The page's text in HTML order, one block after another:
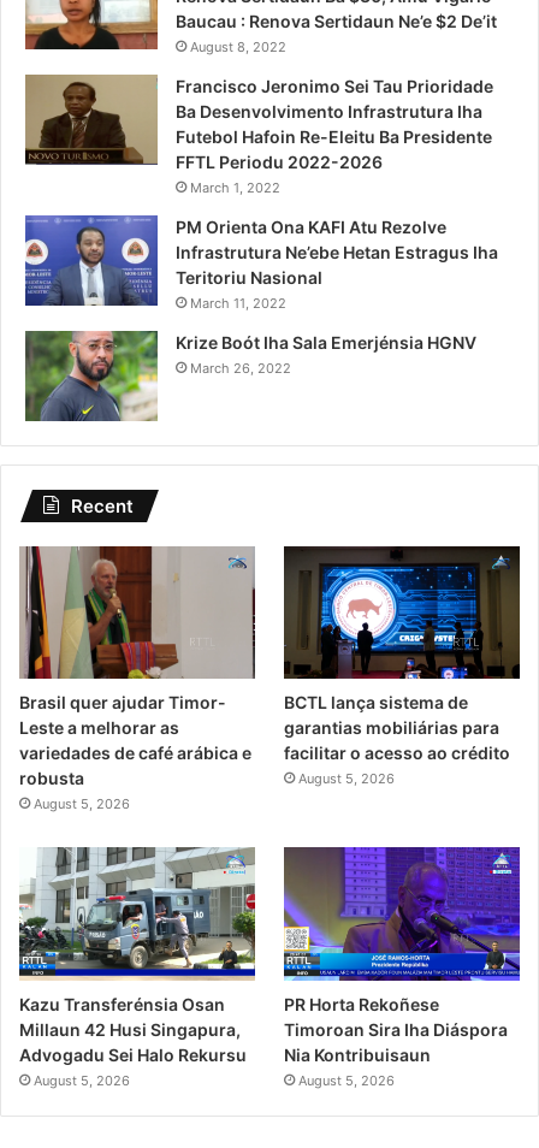
Baucau : Renova Sertidaun Ne’e $2 De’it
August 8, 2022
Francisco Jeronimo Sei Tau Prioridade
Ba Desenvolvimento Infrastrutura Iha
Futebol Hafoin Re-Eleitu Ba Presidente
FFTL Periodu 2022-2026
March 1, 2022
PM Orienta Ona KAFI Atu Rezolve
Infrastrutura Ne’ebe Hetan Estragus Iha
Teritoriu Nasional
March 11, 2022
Krize Boót Iha Sala Emerjénsia HGNV
March 26, 2022
Recent
Brasil quer ajudar Timor-
Leste a melhorar as
variedades de café arábica e
robusta
August 5, 2026
BCTL lança sistema de
garantias mobiliárias para
facilitar o acesso ao crédito
August 5, 2026
Kazu Transferénsia Osan
Millaun 42 Husi Singapura,
Advogadu Sei Halo Rekursu
August 5, 2026
PR Horta Rekoñese
Timoroan Sira Iha Diáspora
Nia Kontribuisaun
August 5, 2026